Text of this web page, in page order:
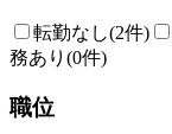
転勤なし(2件)
務あり (0件)
職位